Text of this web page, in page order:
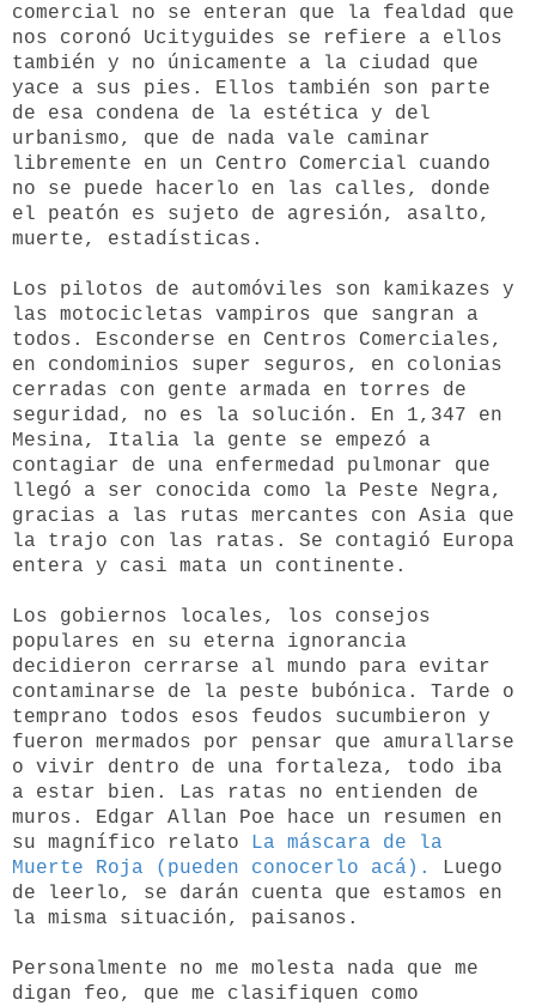
comercial no se enteran que la fealdad que
nos coronó Ucityguides se refiere a ellos
también y no únicamente a la ciudad que
yace a sus pies. Ellos también son parte
de esa condena de la estética y del
urbanismo, que de nada vale caminar
libremente en un Centro Comercial cuando
no se puede hacerlo en las calles, donde
el peatón es sujeto de agresión, asalto,
muerte, estadísticas.
Los pilotos de automóviles son kamikazes y
las motocicletas vampiros que sangran a
todos. Esconderse en Centros Comerciales,
en condominios super seguros, en colonias
cerradas con gente armada en torres de
seguridad, no es la solución. En 1,347 en
Mesina, Italia la gente se empezó a
contagiar de una enfermedad pulmonar que
llegó a ser conocida como la Peste Negra,
gracias a las rutas mercantes con Asia que
la trajo con las ratas. Se contagió Europa
entera y casi mata un continente.
Los gobiernos locales, los consejos
populares en su eterna ignorancia
decidieron cerrarse al mundo para evitar
contaminarse de la peste bubónica. Tarde o
temprano todos esos feudos sucumbieron y
fueron mermados por pensar que amurallarse
o vivir dentro de una fortaleza, todo iba
a estar bien. Las ratas no entienden de
muros. Edgar Allan Poe hace un resumen en
su magnífico relato
La máscara de la
Muerte Roja (pueden conocerlo acá).
Luego
de leerlo, se darán cuenta que estamos en
la misma situación, paisanos.
Personalmente no me molesta nada que me
digan feo, que me clasifiquen como